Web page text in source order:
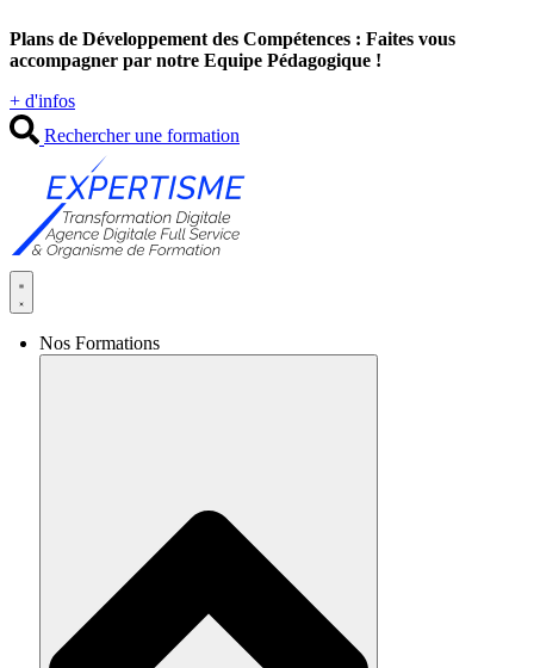
au
contenu
Plans de Développement des Compétences : Faites vous
accompagner par notre Equipe Pédagogique !
+ d'infos
Rechercher une formation
Nos Formations